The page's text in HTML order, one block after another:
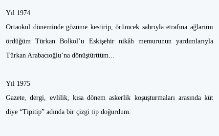
Yıl 1974
Ortaokul döneminde gözüme kestirip, örümcek sabrıyla etrafına ağlarımı
ördüğüm Türkan Bolkol’u Eskişehir nikâh memurunun yardımlarıyla
Türkan Arabacıoğlu’na dönüştürttüm...
Yıl 1975
Gazete, dergi, evlilik, kısa dönem askerlik koşuşturmaları arasında küt
diye “Tipitip” adında bir çizgi tip doğurdum.